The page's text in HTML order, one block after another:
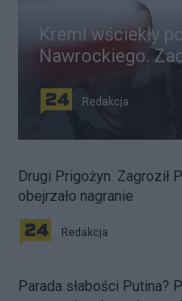
Kreml wściekły
Nawrockiego.
Redakcja
Drugi Prigożyn. Zagroził
obejrzało nagranie
Redakcja
Parada słabości Putina?